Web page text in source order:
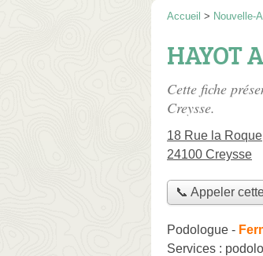
Accueil > Nouvelle-
HAYOT
Cette fiche
Creysse.
18 Rue la Roque
24100 Creysse
📞 Appeler
Podologue -
Services :